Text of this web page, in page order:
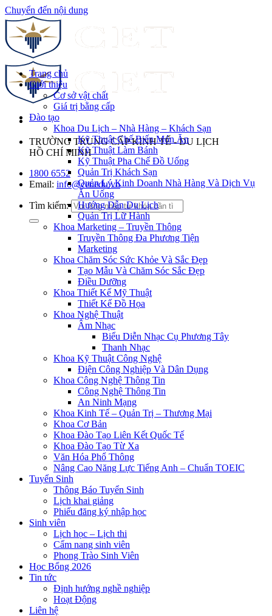
Chuyển đến nội dung
TRƯỜNG TRUNG CẤP KINH TẾ - DU LỊCH
HỒ CHÍ MINH
1800 6552
Email: info@cet.edu.vn
Tìm kiếm:
Trang chủ
Giới thiệu
Cơ sở vật chất
Giá trị bằng cấp
Đào tạo
Khoa Du Lịch – Nhà Hàng – Khách Sạn
Kỹ Thuật Chế Biến Món Ăn
Kỹ Thuật Làm Bánh
Kỹ Thuật Pha Chế Đồ Uống
Quản Trị Khách Sạn
Quản Lý Kinh Doanh Nhà Hàng Và Dịch Vụ
Ăn Uống
Hướng Dẫn Du Lịch
Quản Trị Lữ Hành
Khoa Marketing – Truyền Thông
Truyền Thông Đa Phương Tiện
Marketing
Khoa Chăm Sóc Sức Khỏe Và Sắc Đẹp
Tạo Mẫu Và Chăm Sóc Sắc Đẹp
Điều Dưỡng
Khoa Thiết Kế Mỹ Thuật
Thiết Kế Đồ Họa
Khoa Nghệ Thuật
Âm Nhạc
Biểu Diễn Nhạc Cụ Phương Tây
Thanh Nhạc
Khoa Kỹ Thuật Công Nghệ
Điện Công Nghiệp Và Dân Dụng
Khoa Công Nghệ Thông Tin
Công Nghệ Thông Tin
An Ninh Mạng
Khoa Kinh Tế – Quản Trị – Thương Mại
Khoa Cơ Bản
Khoa Đào Tạo Liên Kết Quốc Tế
Khoa Đào Tạo Từ Xa
Văn Hóa Phổ Thông
Nâng Cao Năng Lực Tiếng Anh – Chuẩn TOEIC
Tuyển Sinh
Thông Báo Tuyển Sinh
Lịch khai giảng
Phiếu đăng ký nhập học
Sinh viên
Lịch học – Lịch thi
Cẩm nang sinh viên
Phong Trào Sinh Viên
Học Bổng 2026
Tin tức
Định hướng nghề nghiệp
Hoạt Động
Liên hệ